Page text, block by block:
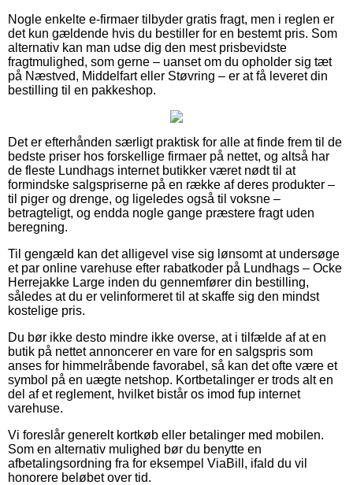
Nogle enkelte e-firmaer tilbyder gratis fragt, men i reglen er
det kun gældende hvis du bestiller for en bestemt pris. Som
alternativ kan man udse dig den mest prisbevidste
fragtmulighed, som gerne – uanset om du opholder sig tæt
på Næstved, Middelfart eller Støvring – er at få leveret din
bestilling til en pakkeshop.
Det er efterhånden særligt praktisk for alle at finde frem til de
bedste priser hos forskellige firmaer på nettet, og altså har
de fleste Lundhags internet butikker været nødt til at
formindske salgspriserne på en række af deres produkter –
til piger og drenge, og ligeledes også til voksne –
betragteligt, og endda nogle gange præstere fragt uden
beregning.
Til gengæld kan det alligevel vise sig lønsomt at undersøge
et par online varehuse efter rabatkoder på Lundhags – Ocke
Herrejakke Large inden du gennemfører din bestilling,
således at du er velinformeret til at skaffe sig den mindst
kostelige pris.
Du bør ikke desto mindre ikke overse, at i tilfælde af at en
butik på nettet annoncerer en vare for en salgspris som
anses for himmelråbende favorabel, så kan det ofte være et
symbol på en uægte netshop. Kortbetalinger er trods alt en
del af et reglement, hvilket bistår os imod fup internet
varehuse.
Vi foreslår generelt kortkøb eller betalinger med mobilen.
Som en alternativ mulighed bør du benytte en
afbetalingsordning fra for eksempel ViaBill, ifald du vil
honorere beløbet over tid.